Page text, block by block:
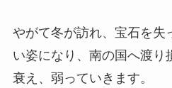
やがて冬が訪れ、宝石を失
い姿になり、南の国へ渡り
衰え、弱っていきます。